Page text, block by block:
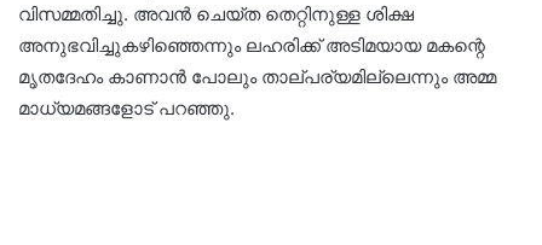
വിസമ്മതിച്ചു. അവൻ ചെയ്ത തെറ്റിനുള്ള ശിക്ഷ
അനുഭവിച്ചുകഴിഞ്ഞെന്നും ലഹരിക്ക് അടിമയായ മകന്റെ
മൃതദേഹം കാണാൻ പോലും താല്പര്യമില്ലെന്നും അമ്മ
മാധ്യമങ്ങളോട് പറഞ്ഞു.